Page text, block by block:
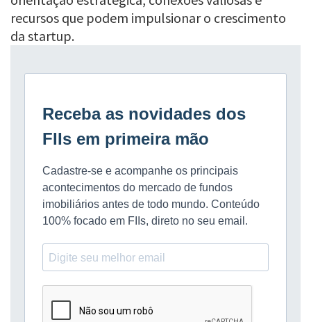
recursos que podem impulsionar o crescimento
da startup.